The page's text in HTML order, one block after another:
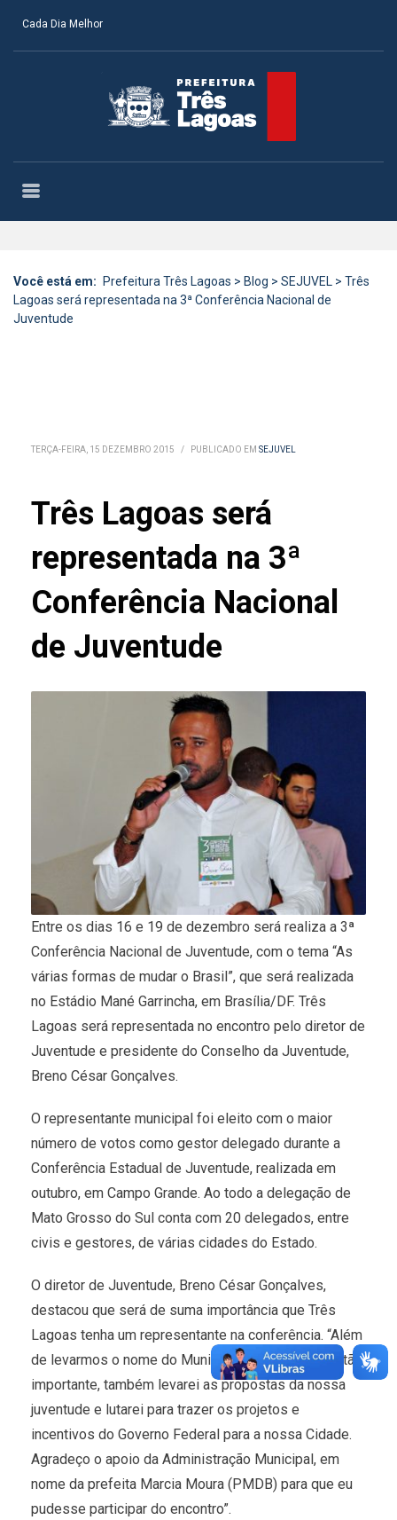
Cada Dia Melhor
Você está em: Prefeitura Três Lagoas > Blog > SEJUVEL > Três
Lagoas será representada na 3ª Conferência Nacional de
Juventude
TERÇA-FEIRA, 15 DEZEMBRO 2015 / PUBLICADO EM SEJUVEL
Três Lagoas será
representada na 3ª
Conferência Nacional
de Juventude
Entre os dias 16 e 19 de dezembro será realiza a 3ª
Conferência Nacional de Juventude, com o tema “As
várias formas de mudar o Brasil”, que será realizada
no Estádio Mané Garrincha, em Brasília/DF. Três
Lagoas será representada no encontro pelo diretor de
Juventude e presidente do Conselho da Juventude,
Breno César Gonçalves.
O representante municipal foi eleito com o maior
número de votos como gestor delegado durante a
Conferência Estadual de Juventude, realizada em
outubro, em Campo Grande. Ao todo a delegação de
Mato Grosso do Sul conta com 20 delegados, entre
civis e gestores, de várias cidades do Estado.
O diretor de Juventude, Breno César Gonçalves,
destacou que será de suma importância que Três
Lagoas tenha um representante na conferência. “Além
de levarmos o nome do Município para um evento tão
importante, também levarei as propostas da nossa
juventude e lutarei para trazer os projetos e
incentivos do Governo Federal para a nossa Cidade.
Agradeço o apoio da Administração Municipal, em
nome da prefeita Marcia Moura (PMDB) para que eu
pudesse participar do encontro”.